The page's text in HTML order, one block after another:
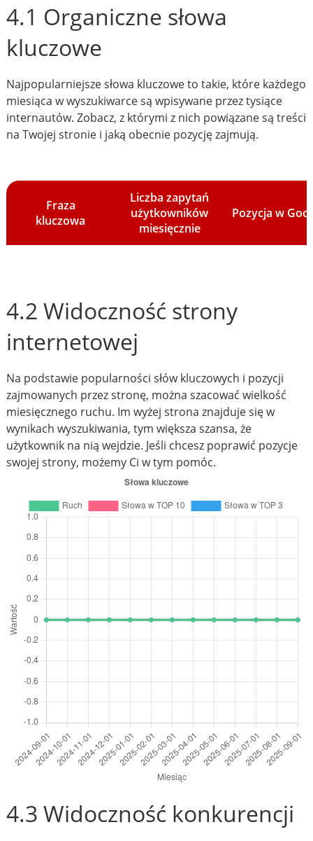
4.1 Organiczne słowa
kluczowe
Najpopularniejsze słowa kluczowe to takie, które każdego
miesiąca w wyszukiwarce są wpisywane przez tysiące
internautów. Zobacz, z którymi z nich powiązane są treści
na Twojej stronie i jaką obecnie pozycję zajmują.
Fraza
kluczowa
Liczba zapytań
użytkowników
miesięcznie
Pozycja w
4.2 Widoczność strony
internetowej
Na podstawie popularności słów kluczowych i pozycji
zajmowanych przez stronę, można szacować wielkość
miesięcznego ruchu. Im wyżej strona znajduje się w
wynikach wyszukiwania, tym większa szansa, że
użytkownik na nią wejdzie. Jeśli chcesz poprawić pozycje
swojej strony, możemy Ci w tym pomóc.
4.3 Widoczność konkurencji